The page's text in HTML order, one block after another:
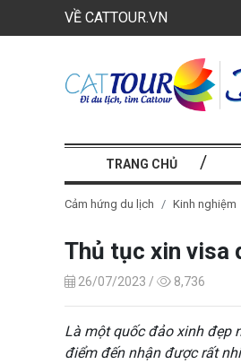
VỀ CATTOUR.VN
TRANG CHỦ
Cảm hứng du lịch Kinh nghiệm
Thủ tục xin visa
26/07/2023 / 8,736
Là một quốc đảo xinh đẹp
điểm đến nhận được rất